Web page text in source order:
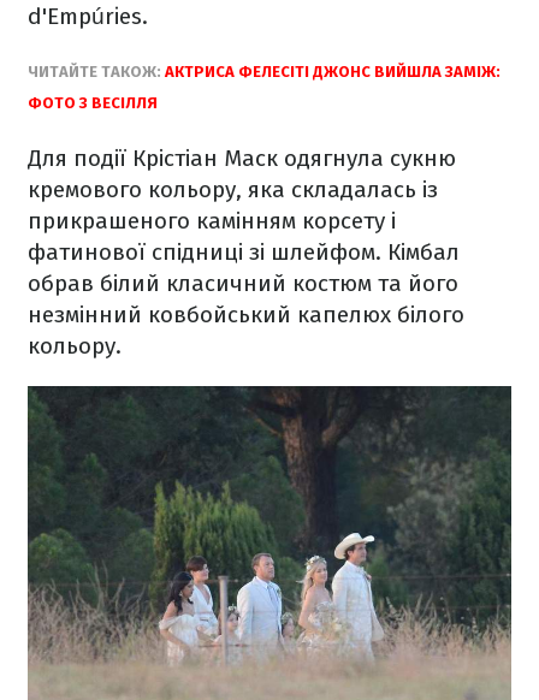
d'Empúries.
ЧИТАЙТЕ ТАКОЖ: АКТРИСА ФЕЛЕСІТІ ДЖОНС ВИЙШЛА ЗАМІЖ:
ФОТО З ВЕСІЛЛЯ
Для події Крістіан Маск одягнула сукню
кремового кольору, яка складалась із
прикрашеного камінням корсету і
фатинової спідниці зі шлейфом. Кімбал
обрав білий класичний костюм та його
незмінний ковбойський капелюх білого
кольору.